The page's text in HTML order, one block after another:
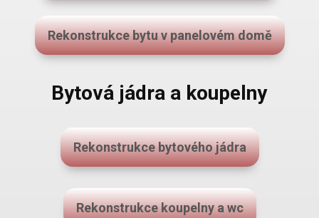
Rekonstrukce bytu v panelovém domě
Bytová jádra a koupelny
Rekonstrukce bytového jádra
Rekonstrukce koupelny a wc